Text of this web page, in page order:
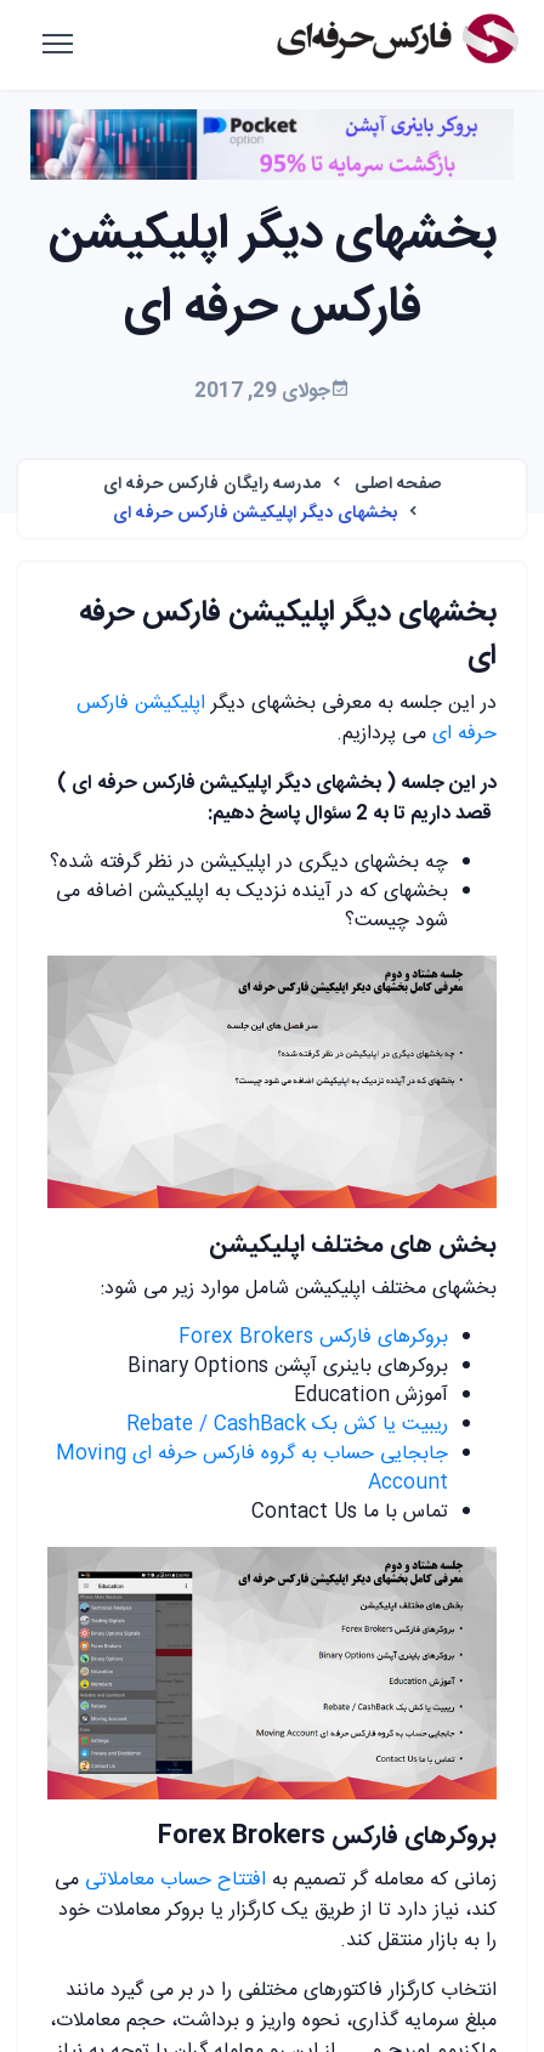
بخشهای دیگر اپلیکیشن
فارکس حرفه ای
جولای 29, 2017
صفحه اصلی
مدرسه رایگان فارکس حرفه ای
بخشهای دیگر اپلیکیشن فارکس حرفه ای
بخشهای دیگر اپلیکیشن فارکس حرفه
ای
در این جلسه به معرفی بخشهای دیگراپلیکیشن فارکس
حرفه ایمی پردازیم.
در این جلسه ( بخشهای دیگر اپلیکیشن فارکس حرفه ای )
قصد داریم تا به 2 سئوال پاسخ دهیم:
چه بخشهای دیگری در اپلیکیشن در نظر گرفته شده؟
بخشهای که در آینده نزدیک به اپلیکیشن اضافه می
شود چیست؟
بخش های مختلف اپلیکیشن
بخشهای مختلف اپلیکیشن شامل موارد زیر می شود:
بروکرهای فارکس Forex Brokers
بروکرهای باینری آپشن Binary Options
آموزش Education
ریبیت یا کش بک Rebate / CashBack
جابجایی حساب به گروه فارکس حرفه ای Moving
Account
تماس با ما Contact Us
بروکرهای فارکس Forex Brokers
زمانی که معامله گر تصمیم به افتتاح حساب معاملاتی می
کند، نیاز دارد تا از طریق یک کارگزار یا بروکر معاملات خود
را به بازار منتقل کند.
انتخاب کارگزار فاکتورهای مختلفی را در بر می گیرد مانند
مبلغ سرمایه گذاری، نحوه واریز و برداشت، حجم معاملات،